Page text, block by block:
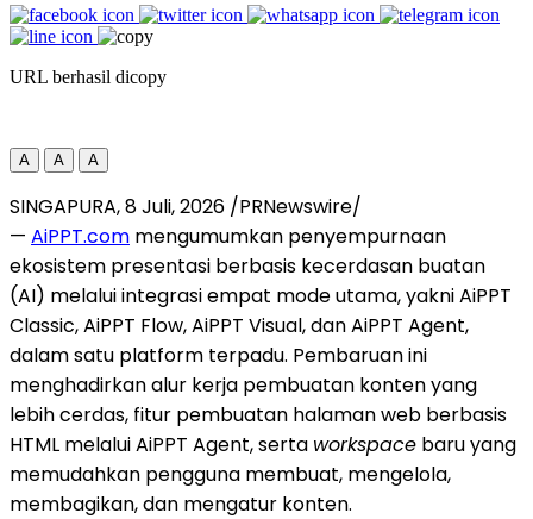
URL berhasil dicopy
A A A
SINGAPURA,8 Juli, 2026 /PRNewswire/
— AiPPT.com mengumumkan penyempurnaan
ekosistem presentasi berbasis kecerdasan buatan
(AI) melalui integrasi empat mode utama, yakni AiPPT
Classic, AiPPT Flow, AiPPT Visual, dan AiPPT Agent,
dalam satu platform terpadu. Pembaruan ini
menghadirkan alur kerja pembuatan konten yang
lebih cerdas, fitur pembuatan halaman web berbasis
HTML melalui AiPPT Agent, serta workspace baru yang
memudahkan pengguna membuat, mengelola,
membagikan, dan mengatur konten.